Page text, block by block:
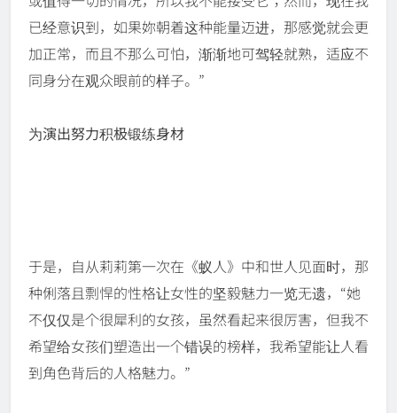
已经意识到，如果妳朝着这种能量迈进，那感觉就会更
加正常，而且不那么可怕，渐渐地可驾轻就熟，适应不
同身分在观众眼前的样子。”
为演出努力积极锻练身材
于是，自从莉莉第一次在《蚁人》中和世人见面时，那
种俐落且剽悍的性格让女性的坚毅魅力一览无遗，“她
不仅仅是个很犀利的女孩，虽然看起来很厉害，但我不
希望给女孩们塑造出一个错误的榜样，我希望能让人看
到角色背后的人格魅力。”